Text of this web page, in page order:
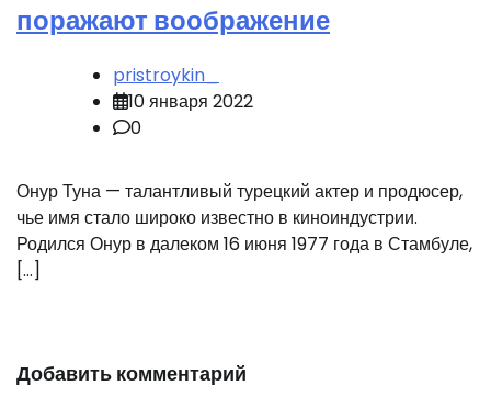
поражают воображение
pristroykin_
10 января 2022
0
Онур Туна — талантливый турецкий актер и продюсер,
чье имя стало широко известно в киноиндустрии.
Родился Онур в далеком 16 июня 1977 года в Стамбуле,
[…]
Добавить комментарий